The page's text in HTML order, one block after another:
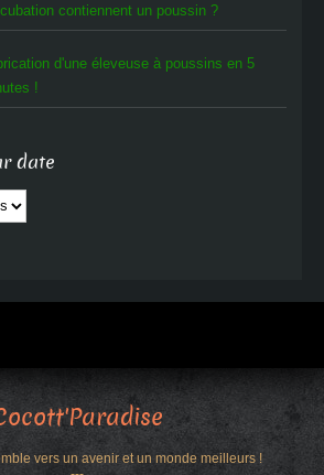
contiennent un poussin ?
d'une éleveuse à poussins en 5
!
date
vers un avenir et un monde meilleurs !